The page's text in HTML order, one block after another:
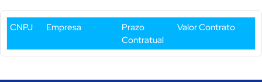
CNPJ Empresa
Prazo
Contratual
Valor Contrato